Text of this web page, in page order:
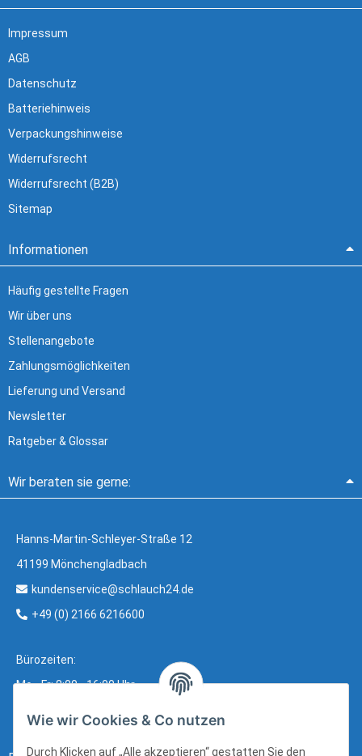
Impressum
AGB
Datenschutz
Batteriehinweis
Verpackungshinweise
Widerrufsrecht
Widerrufsrecht (B2B)
Sitemap
Informationen
Häufig gestellte Fragen
Wir über uns
Stellenangebote
Zahlungsmöglichkeiten
Lieferung und Versand
Newsletter
Ratgeber & Glossar
Wir beraten sie gerne:
Hanns-Martin-Schleyer-Straße 12
41199 Mönchengladbach
kundenservice@schlauch24.de
+49 (0) 2166 6216600
Bürozeiten:
Mo - Fr: 8:00 - 16:00 Uhr
Wie wir Cookies & Co nutzen
Durch Klicken auf „Alle akzeptieren“ gestatten Sie den